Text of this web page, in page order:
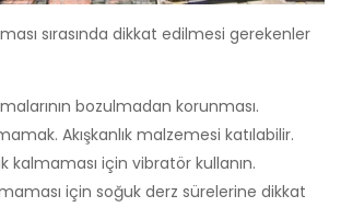
sırasında dikkat edilmesi gerekenler
bozulmadan korunması.
Akışkanlık malzemesi katılabilir.
kalmaması için vibratör kullanın.
için soğuk derz sürelerine dikkat